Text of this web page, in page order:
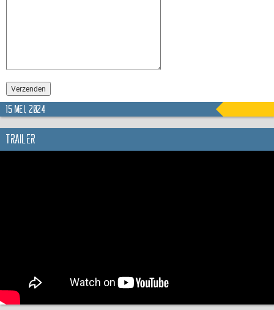
15 mei, 2024
Trailer